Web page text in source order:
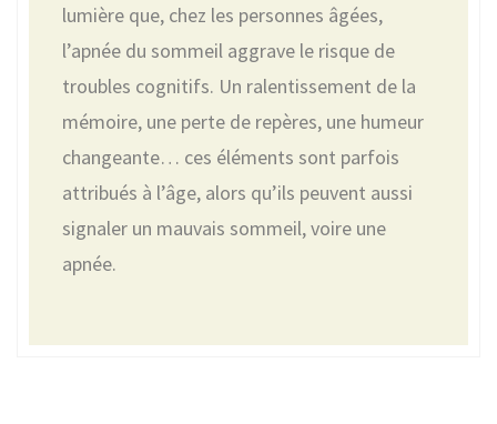
lumière que, chez les personnes âgées,
l’apnée du sommeil aggrave le risque de
troubles cognitifs. Un ralentissement de la
mémoire, une perte de repères, une humeur
changeante… ces éléments sont parfois
attribués à l’âge, alors qu’ils peuvent aussi
signaler un mauvais sommeil, voire une
apnée.